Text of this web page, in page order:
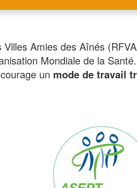
Amies des Aînés
Mondiale de la Santé.
un mode de travail